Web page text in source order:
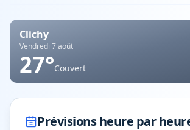
Clichy
Vendredi 7 août
27°Couvert
Prévisions heure par